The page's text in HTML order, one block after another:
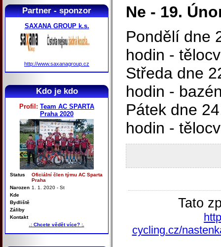
Partner - sponzor
SAXANA GROUP k.s.
http://www.saxanagroup.cz
Kdo je kdo
Profil: Team AC SPARTA
Praha 2020
Status
Oficiální člen týmu AC Sparta
Praha
Narozen 1. 1. 2020 - St
Kde
Bydliště
Záliby
Kontakt
.: Chcete vědět více? :.
Ne - 19.
Pondělí dne
hodin -
Středa dne
hodin -
Pátek dne
hodin -
Tato
cycling.cz/